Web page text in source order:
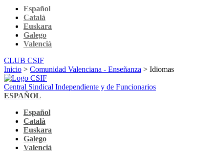
Español
Català
Euskara
Galego
Valencià
CLUB CSIF
Inicio > Comunidad Valenciana - Enseñanza > Idiomas
Central Sindical Independiente y de Funcionarios
ESPAÑOL
Español
Català
Euskara
Galego
Valencià